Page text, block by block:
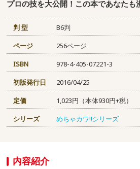
プロの技を大公開！この本であなたも
判 型
B6判
ページ
256ページ
ISBN
978-4-405-07221-3
初版発行日
2016/04/25
定価
1,023円（本体930円+税）
シリーズ
めちゃカワ!!シリーズ
内容紹介